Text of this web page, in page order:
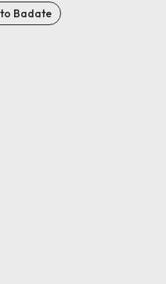
Badate